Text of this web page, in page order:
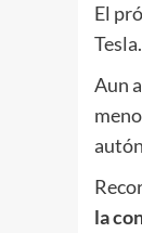
El
Tesla.
Aun
la